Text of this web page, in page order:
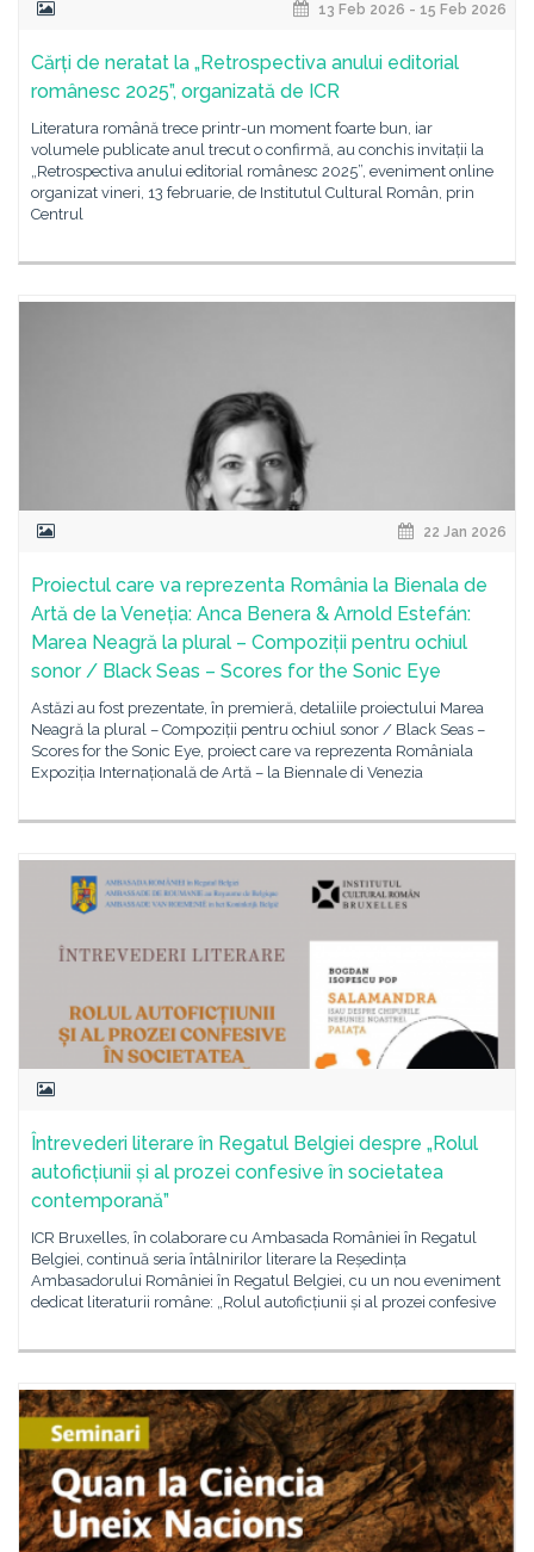
13 Feb 2026 - 15 Feb 2026
Cărți de neratat la „Retrospectiva anului editorial
românesc 2025”, organizată de ICR
Literatura română trece printr-un moment foarte bun, iar
volumele publicate anul trecut o confirmă, au conchis invitații la
„Retrospectiva anului editorial românesc 2025”, eveniment online
organizat vineri, 13 februarie, de Institutul Cultural Român, prin
Centrul
22 Jan 2026
Proiectul care va reprezenta România la Bienala de
Artă de la Veneția: Anca Benera & Arnold Estefán:
Marea Neagră la plural – Compoziții pentru ochiul
sonor / Black Seas – Scores for the Sonic Eye
Astăzi au fost prezentate, în premieră, detaliile proiectului Marea
Neagră la plural – Compoziții pentru ochiul sonor / Black Seas –
Scores for the Sonic Eye, proiect care va reprezenta Româniala
Expoziția Internațională de Artă – la Biennale di Venezia
Întrevederi literare în Regatul Belgiei despre „Rolul
autoficțiunii și al prozei confesive în societatea
contemporană”
ICR Bruxelles, în colaborare cu Ambasada României în Regatul
Belgiei, continuă seria întâlnirilor literare la Reședința
Ambasadorului României în Regatul Belgiei, cu un nou eveniment
dedicat literaturii române: „Rolul autoficțiunii și al prozei confesive